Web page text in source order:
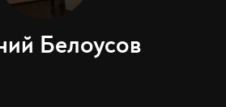
Белоусов